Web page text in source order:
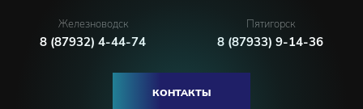
Железноводск
8 (87932) 4-44-74
Пятигорск
8 (87933) 9-14-36
КОНТАКТЫ